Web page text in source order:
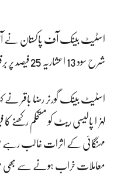
اسٹیٹ بینک آف پاکستان نے
شرح سود 13 اعشاریہ 25 فیصد پر برقرار رہے گی۔
لہزا پالیسی ریٹ کو مستحکم
مہنگائی کے اثرات غالب رہے
معاملات خراب ہونے سے بھی